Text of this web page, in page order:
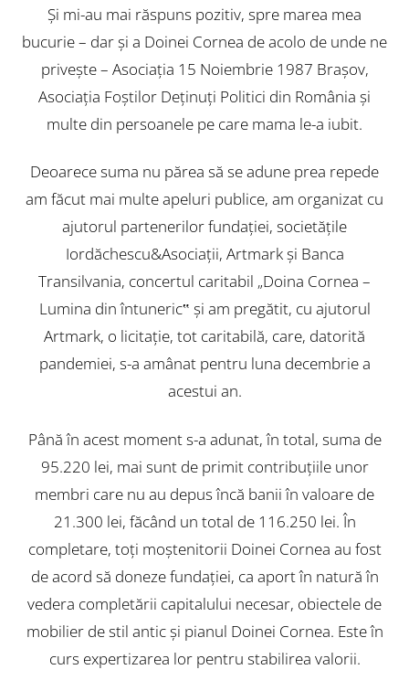
Şi mi-au mai răspuns pozitiv, spre marea mea
bucurie – dar şi a Doinei Cornea de acolo de unde ne
priveşte – Asociaţia 15 Noiembrie 1987 Braşov,
Asociaţia Foştilor Deţinuţi Politici din România şi
multe din persoanele pe care mama le-a iubit.
Deoarece suma nu părea să se adune prea repede
am făcut mai multe apeluri publice, am organizat cu
ajutorul partenerilor fundaţiei, societăţile
Iordăchescu&Asociaţii, Artmark şi Banca
Transilvania, concertul caritabil „Doina Cornea –
Lumina din întuneric‟ şi am pregătit, cu ajutorul
Artmark, o licitaţie, tot caritabilă, care, datorită
pandemiei, s-a amânat pentru luna decembrie a
acestui an.
Până în acest moment s-a adunat, în total, suma de
95.220 lei, mai sunt de primit contribuţiile unor
membri care nu au depus încă banii în valoare de
21.300 lei, făcând un total de 116.250 lei. În
completare, toţi moştenitorii Doinei Cornea au fost
de acord să doneze fundaţiei, ca aport în natură în
vedera completării capitalului necesar, obiectele de
mobilier de stil antic şi pianul Doinei Cornea. Este în
curs expertizarea lor pentru stabilirea valorii.